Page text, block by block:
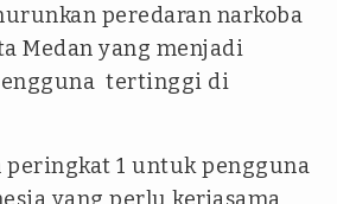
peredaran narkoba
Medan yang menjadi
tertinggi di
peringkat 1 untuk pengguna